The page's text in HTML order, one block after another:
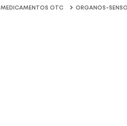
MEDICAMENTOS OTC ORGANOS-